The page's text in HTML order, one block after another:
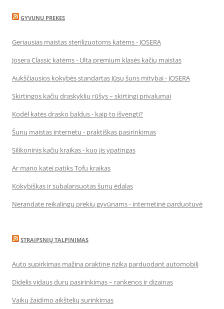
GYVUNU PREKES
Geriausias maistas sterilizuotoms katėms - JOSERA
Josera Classic katėms - Ulta premium klasės kačių maistas
Aukščiausios kokybės standartas Jūsų šuns mitybai - JOSERA
Skirtingos kačių draskyklių rūšys – skirtingi privalumai
Kodėl katės drasko baldus - kaip to išvengti?
Šunų maistas internetu - praktiškas pasirinkimas
Silikoninis kačių kraikas - kuo jis ypatingas
Ar mano katei patiks Tofu kraikas
Kokybiškas ir subalansuotas šunų ėdalas
Nerandate reikalingų prekių gyvūnams - internetinė parduotuvė
STRAIPSNIŲ TALPINIMAS
Auto supirkimas mažina praktinę riziką parduodant automobilį
Didelis vidaus durų pasirinkimas – rankenos ir dizainas
Vaikų žaidimo aikštelių surinkimas